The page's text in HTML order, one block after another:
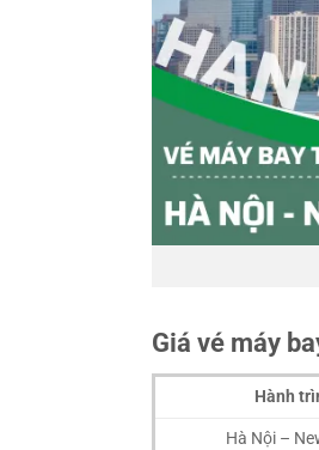
Giá vé máy
Hành
Hà Nội –